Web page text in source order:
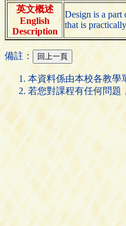
英文概述
English
Description
Design is a part
that is
備註：
本資料係由本校各教學
若您對課程有任何問題